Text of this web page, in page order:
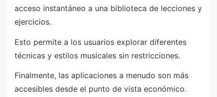
acceso instantáneo a una biblioteca de lecciones y
ejercicios.
Esto permite a los usuarios explorar diferentes
técnicas y estilos musicales sin restricciones.
Finalmente, las aplicaciones a menudo son más
accesibles desde el punto de vista económico.